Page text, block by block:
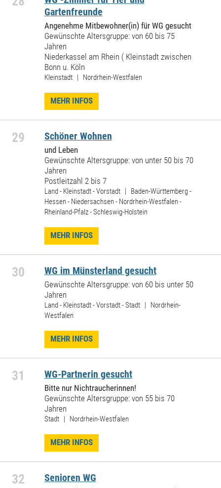
Gartenfreunde
Angenehme Mitbewohner(in) für WG gesucht
Gewünschte Altersgruppe: von 60 bis 75
Jahren
Niederkassel am Rhein ( Kleinstadt zwischen
Bonn u. Köln
Kleinstadt | Nordrhein-Westfalen
MEHR INFOS
29 Schöner Wohnen
und Leben
Gewünschte Altersgruppe: von unter 50 bis 70
Jahren
Postleitzahl 2 bis 7
Land - Kleinstadt - Vorstadt | Baden-Württemberg -
Hessen - Niedersachsen - Nordrhein-Westfalen -
Rheinland-Pfalz - Schleswig-Holstein
MEHR INFOS
30 WG im Münsterland gesucht
Gewünschte Altersgruppe: von 60 bis unter 50
Jahren
Land - Kleinstadt - Vorstadt - Stadt | Nordrhein-
Westfalen
MEHR INFOS
31 WG-Partnerin gesucht
Bitte nur Nichtraucherinnen!
Gewünschte Altersgruppe: von 55 bis 70
Jahren
Stadt | Nordrhein-Westfalen
MEHR INFOS
32 Senioren WG